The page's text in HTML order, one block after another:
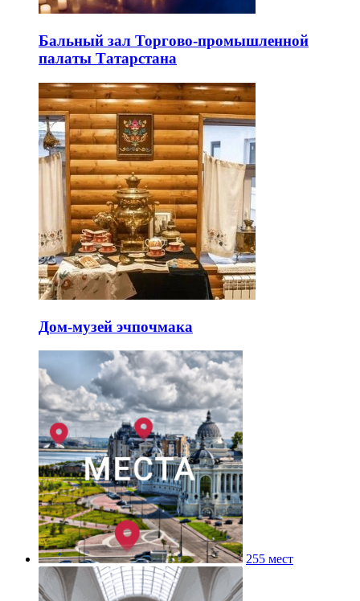
Бальный зал Торгово-промышленной
палаты Татарстана
Дом-музей эчпочмака
255 мест